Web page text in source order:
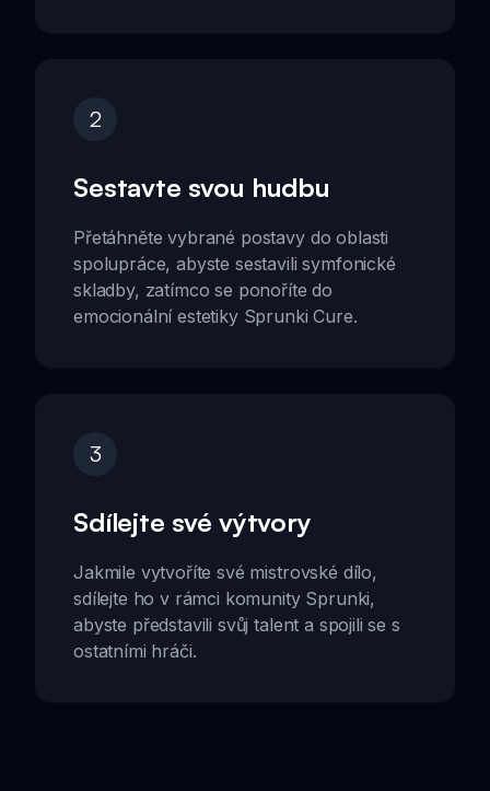
2
Sestavte svou hudbu
Přetáhněte vybrané postavy do oblasti
spolupráce, abyste sestavili symfonické
skladby, zatímco se ponoříte do
emocionální estetiky Sprunki Cure.
3
Sdílejte své výtvory
Jakmile vytvoříte své mistrovské dílo,
sdílejte ho v rámci komunity Sprunki,
abyste představili svůj talent a spojili se s
ostatními hráči.